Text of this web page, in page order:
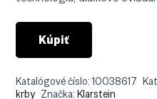
Kúpiť
Katalógové číslo:10038617
krby Značka:Klarstein